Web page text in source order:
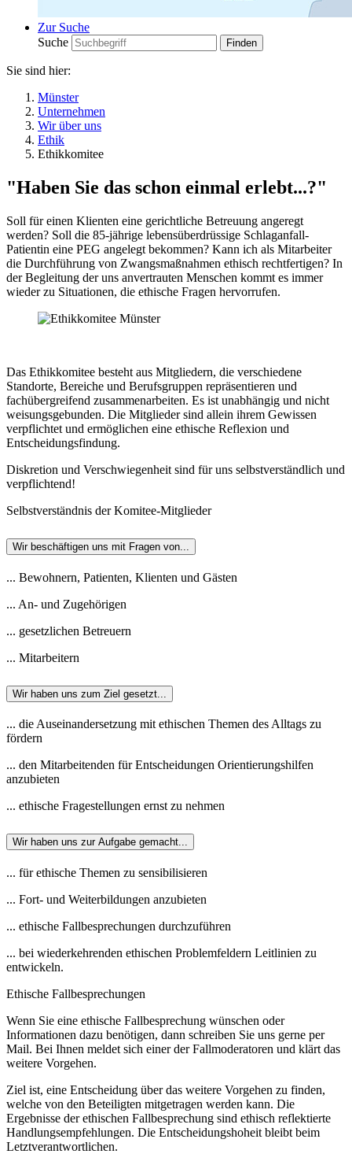
Zur Suche
Suche
Sie sind hier:
Münster
Unternehmen
Wir über uns
Ethik
Ethikkomitee
"Haben Sie das schon einmal erlebt...?"
Soll für einen Klienten eine gerichtliche Betreuung angeregt
werden? Soll die 85-jährige lebensüberdrüssige Schlaganfall-
Patientin eine PEG angelegt bekommen? Kann ich als Mitarbeiter
die Durchführung von Zwangsmaßnahmen ethisch rechtfertigen? In
der Begleitung der uns anvertrauten Menschen kommt es immer
wieder zu Situationen, die ethische Fragen hervorrufen.
Das Ethikkomitee besteht aus Mitgliedern, die verschiedene
Standorte, Bereiche und Berufsgruppen repräsentieren und
fachübergreifend zusammenarbeiten. Es ist unabhängig und nicht
weisungsgebunden. Die Mitglieder sind allein ihrem Gewissen
verpflichtet und ermöglichen eine ethische Reflexion und
Entscheidungsfindung.
Diskretion und Verschwiegenheit sind für uns selbstverständlich und
verpflichtend!
Selbstverständnis der Komitee-Mitglieder
Wir beschäftigen uns mit Fragen von...
... Bewohnern, Patienten, Klienten und Gästen
... An- und Zugehörigen
... gesetzlichen Betreuern
... Mitarbeitern
Wir haben uns zum Ziel gesetzt...
... die Auseinandersetzung mit ethischen Themen des Alltags zu
fördern
... den Mitarbeitenden für Entscheidungen Orientierungshilfen
anzubieten
... ethische Fragestellungen ernst zu nehmen
Wir haben uns zur Aufgabe gemacht...
... für ethische Themen zu sensibilisieren
... Fort- und Weiterbildungen anzubieten
... ethische Fallbesprechungen durchzuführen
... bei wiederkehrenden ethischen Problemfeldern Leitlinien zu
entwickeln.
Ethische Fallbesprechungen
Wenn Sie eine ethische Fallbesprechung wünschen oder
Informationen dazu benötigen, dann schreiben Sie uns gerne per
Mail. Bei Ihnen meldet sich einer der Fallmoderatoren und klärt das
weitere Vorgehen.
Ziel ist, eine Entscheidung über das weitere Vorgehen zu finden,
welche von den Beteiligten mitgetragen werden kann. Die
Ergebnisse der ethischen Fallbesprechung sind ethisch reflektierte
Handlungsempfehlungen. Die Entscheidungshoheit bleibt beim
Letztverantwortlichen.